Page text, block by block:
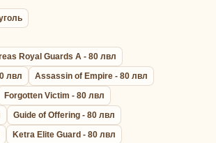
Royal Guards A - 80 лвл
лвл
Assassin of Empire - 80 лвл
Forgotten Victim - 80 лвл
Guide of Offering - 80 лвл
Ketra Elite Guard - 80 лвл